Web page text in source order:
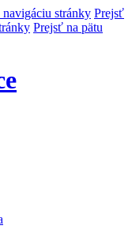
stránky Prejsť
Prejsť na pätu